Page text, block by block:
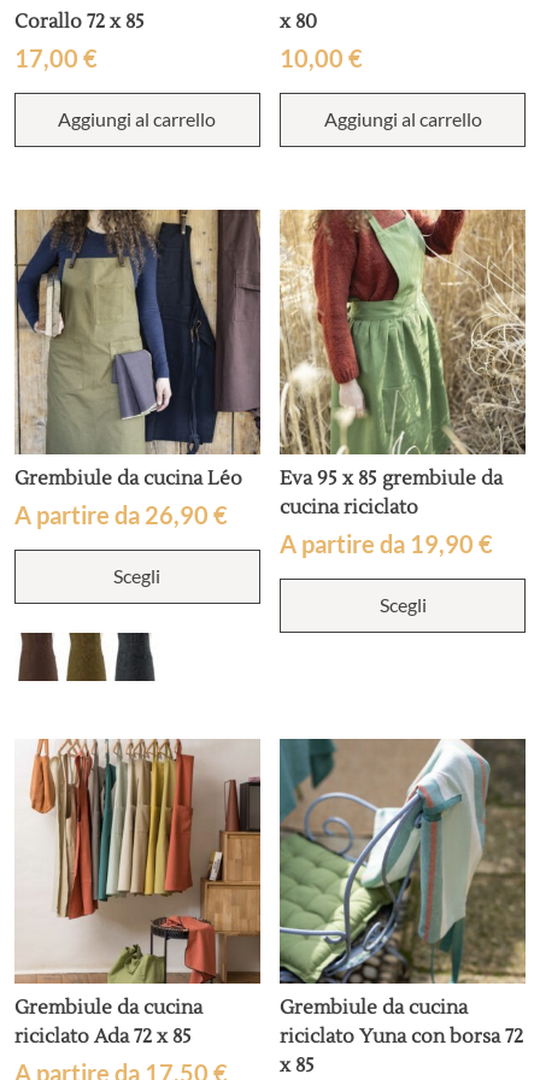
Corallo 72 x 85
17,00 €
Aggiungi al carrello
x 80
10,00€
Aggiungi al carrello
Grembiule da cucina Léo
A partire da 26,90 €
Scegli
Questo
prodotto
ha
più
essere
scelte
nella
pagina
prodotto
Eva 95 x 85 grembiule da
cucina riciclato
A partire da 19,90€
Scegli
Grembiule da cucina
riciclato Ada 72 x 85
A partire da 17,50 €
Grembiule da cucina
riciclato Yuna con borsa 72
x 85